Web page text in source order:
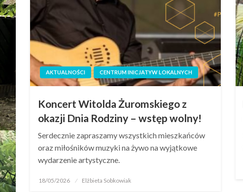
AKTUALNOŚCI CENTRUM INICJATYW LOKALNYCH
Koncert Witolda Żuromskiego z
okazji Dnia Rodziny – wstęp wolny!
Serdecznie zapraszamy wszystkich mieszkańców
oraz miłośników muzyki na żywo na wyjątkowe
wydarzenie artystyczne.
18/05/2026 Elżbieta Sobkowiak